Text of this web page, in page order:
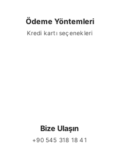
Ödeme Yöntemleri
Kredi kartı seçenekleri
Bize Ulaşın
+90 545 318 18 41